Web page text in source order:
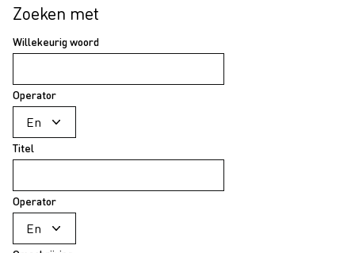
Zoeken met
Willekeurig woord
Operator
Titel
Operator